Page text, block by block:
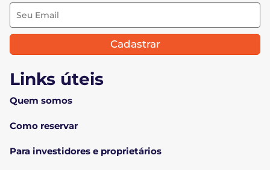
Links úteis
Quem somos
Como reservar
Para investidores e proprietários
Cadastrar